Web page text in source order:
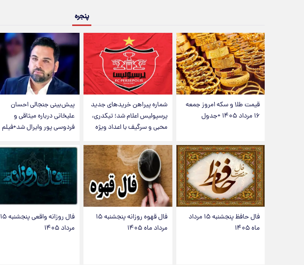
پنجره
قیمت طلا و سکه امروز جمعه
۱۶ مرداد ۱۴۰۵ +جدول
شماره پیراهن خریدهای جدید
پرسپولیس اعلام شد؛ تیکدری،
محبی و سرگیف با اعداد ویژه
پیش‌بینی جنجالی احسان
علیخانی درباره میثاقی و
فردوسی پور وایرال شد+فیلم
فال حافظ پنجشنبه ۱۵ مرداد
ماه ۱۴۰۵
فال قهوه روزانه پنجشنبه ۱۵
مرداد ماه ۱۴۰۵
فال روزانه واقعی پنجشنبه ۱۵
مرداد ۱۴۰۵